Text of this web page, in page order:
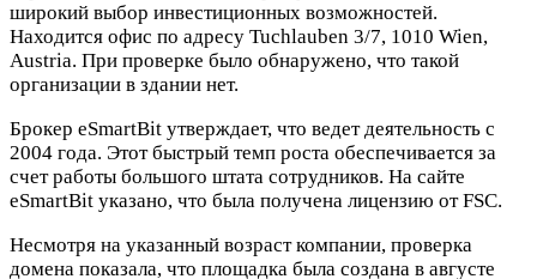
широкий выбор инвестиционных возможностей.
Находится офис по адресу Tuchlauben 3/7, 1010 Wien,
Austria. При проверке было обнаружено, что такой
организации в здании нет.
Брокер eSmartBit утверждает, что ведет деятельность с
2004 года. Этот быстрый темп роста обеспечивается за
счет работы большого штата сотрудников. На сайте
eSmartBit указано, что была получена лицензию от FSC.
Несмотря на указанный возраст компании, проверка
домена показала, что площадка была создана в августе